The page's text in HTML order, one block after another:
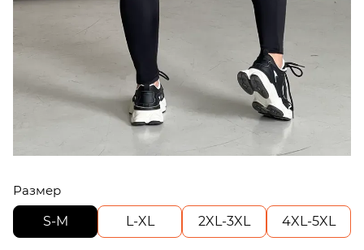
Размер
S-M
L-XL 2XL-3XL 4XL-5XL